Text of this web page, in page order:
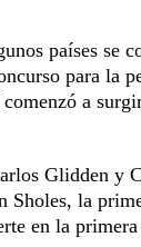
países se
para la
a
Glidden y
la
en la